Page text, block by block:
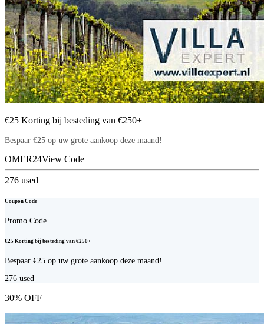
€25 Korting bij besteding van €250+
Bespaar €25 op uw grote aankoop deze maand!
OMER24View Code
276 used
Coupon Code
Promo Code
€25 Korting bij besteding van €250+
Bespaar €25 op uw grote aankoop deze maand!
276 used
30% OFF